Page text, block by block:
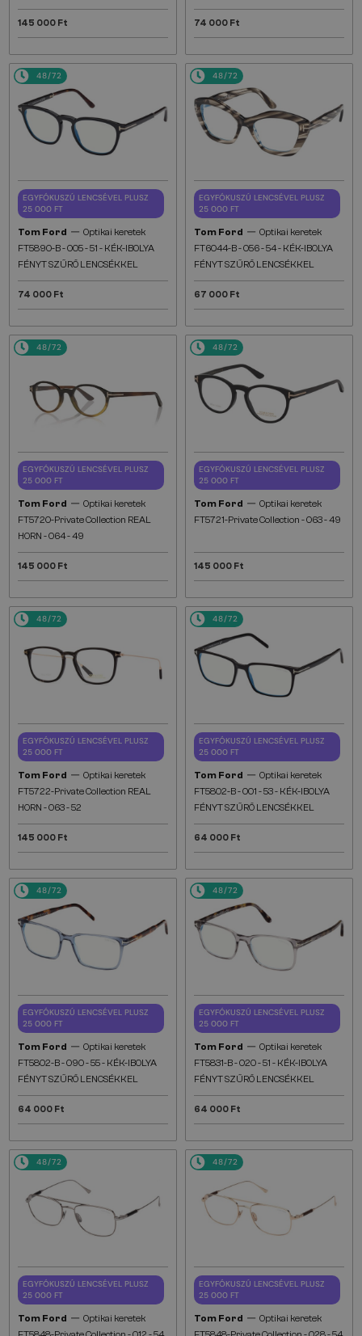
145 000 Ft 74 000 Ft
48/72
EGYFÓKUSZÚ LENCSÉVEL PLUSZ
25 000 FT
Tom Ford — Optikai keretek
FT5890-B - 005 - 51 - KÉK-IBOLYA
FÉNYT SZŰRŐ LENCSÉKKEL
74 000 Ft
48/72
EGYFÓKUSZÚ LENCSÉVEL PLUSZ
25 000 FT
Tom Ford — Optikai keretek
FT6044-B - 056 - 54 - KÉK-IBOLYA
FÉNYT SZŰRŐ LENCSÉKKEL
67 000 Ft
48/72
EGYFÓKUSZÚ LENCSÉVEL PLUSZ
25 000 FT
Tom Ford — Optikai keretek
FT5720-Private Collection REAL
HORN - 064 - 49
145 000 Ft
48/72
EGYFÓKUSZÚ LENCSÉVEL PLUSZ
25 000 FT
Tom Ford — Optikai keretek
FT5721-Private Collection - 063 - 49
145 000 Ft
48/72
EGYFÓKUSZÚ LENCSÉVEL PLUSZ
25 000 FT
Tom Ford — Optikai keretek
FT5722-Private Collection REAL
HORN - 063 - 52
145 000 Ft
48/72
EGYFÓKUSZÚ LENCSÉVEL PLUSZ
25 000 FT
Tom Ford — Optikai keretek
FT5802-B - 001 - 53 - KÉK-IBOLYA
FÉNYT SZŰRŐ LENCSÉKKEL
64 000 Ft
48/72
EGYFÓKUSZÚ LENCSÉVEL PLUSZ
25 000 FT
Tom Ford — Optikai keretek
FT5802-B - 090 - 55 - KÉK-IBOLYA
FÉNYT SZŰRŐ LENCSÉKKEL
64 000 Ft
48/72
EGYFÓKUSZÚ LENCSÉVEL PLUSZ
25 000 FT
Tom Ford — Optikai keretek
FT5831-B - 020 - 51 - KÉK-IBOLYA
FÉNYT SZŰRŐ LENCSÉKKEL
64 000 Ft
48/72
EGYFÓKUSZÚ LENCSÉVEL PLUSZ
25 000 FT
Tom Ford — Optikai keretek
48/72
EGYFÓKUSZÚ LENCSÉVEL PLUSZ
25 000 FT
Tom Ford — Optikai keretek